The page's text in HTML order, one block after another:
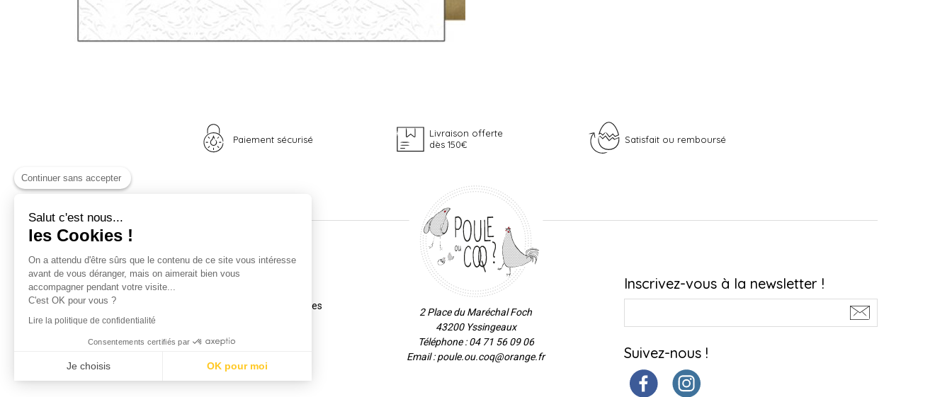
Paiement sécurisé
Livraison offerte
dès 150€
Satisfait ou remboursé
Nos univers
Nid douillet
Madame Poule
Monsieur Coq
Les poussins
Idées cadeaux
Carte cadeau
Informations
La boutique
Coordonnées et horaires
Confidentialité
2 Place du Maréchal Foch
43200 Yssingeaux
Téléphone : 04 71 56 09 06
Email : poule.ou.coq@orange.fr
Inscrivez-vous à la newsletter !
Suivez-nous !
Continuer sans accepter
Salut c'est nous...
les Cookies !
On a attendu d'être sûrs que le contenu de ce site vous intéresse
avant de vous déranger, mais on aimerait bien vous
accompagner pendant votre visite...
C'est OK pour vous ?
Lire la politique de confidentialité
Consentements certifiés par
Je choisis
OK pour moi